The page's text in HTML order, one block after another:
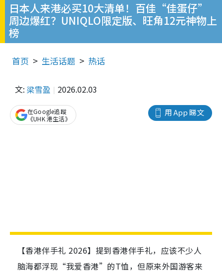
日本人来港必买10大清单！百佳“佳蛋仔”
周边爆红？UNIQLO限定版、旺角12元神物上
榜
首页 生活话题 热话
文: 梁雪盈 2026.02.03
用 App 睇文
在Google追蹤
《UHK 港生活》
【香港伴手礼 2026】提到香港伴手礼，应该不少人
脑海都浮现“我爱香港”的T恤，但原来外国游客来